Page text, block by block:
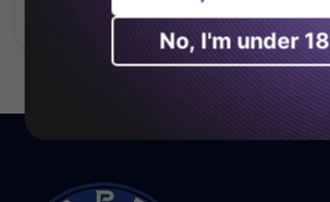
régulier
No, I'm under 18